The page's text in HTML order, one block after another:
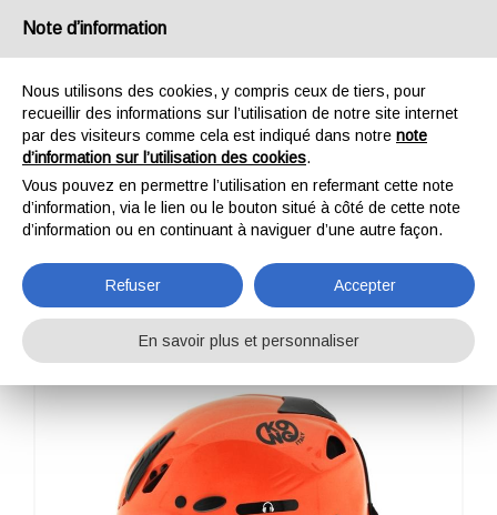
MOUSE WORK
Note d’information
Nous utilisons des cookies, y compris ceux de tiers, pour
recueillir des informations sur l’utilisation de notre site internet
par des visiteurs comme cela est indiqué dans notre note
d’information sur l’utilisation des cookies.
Vous pouvez en permettre l’utilisation en refermant cette note
d’information, via le lien ou le bouton situé à côté de cette note
d’information ou en continuant à naviguer d’une autre façon.
Refuser Accepter
En savoir plus et personnaliser